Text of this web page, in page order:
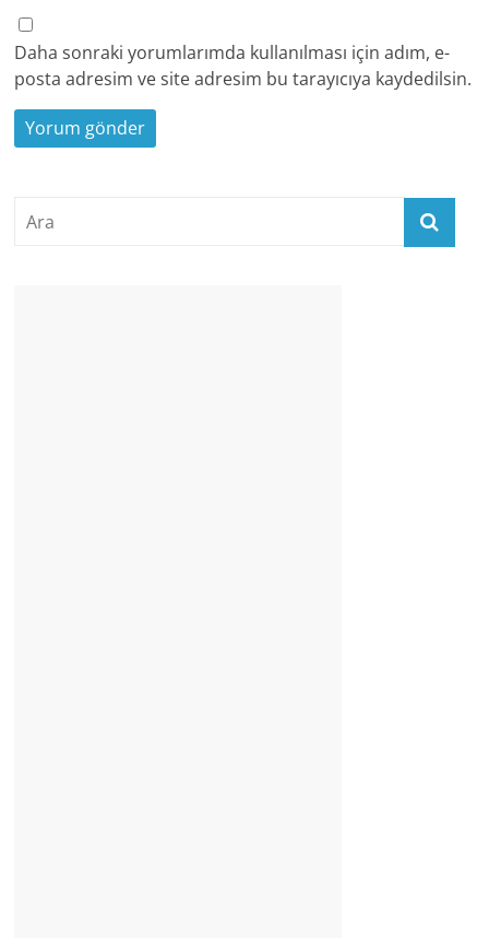
Daha sonraki yorumlarımda kullanılması için adım, e-
posta adresim ve site adresim bu tarayıcıya kaydedilsin.